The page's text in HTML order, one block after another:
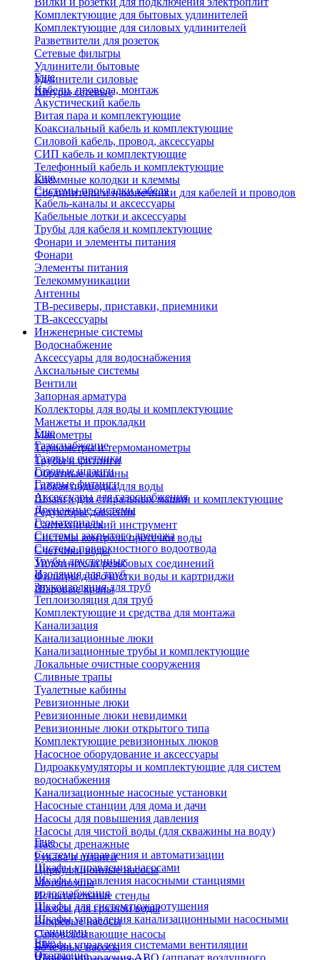
Комплектующие для бытовых удлинителей
Комплектующие для силовых удлинителей
Разветвители для розеток
Сетевые фильтры
Удлинители бытовые
Удлинители силовые
Шнуры сетевые
Еще
Кабели, провода, монтаж
Акустический кабель
Витая пара и комплектующие
Коаксиальный кабель и комплектующие
Силовой кабель, провод, аксессуары
СИП кабель и комплектующие
Телефонный кабель и комплектующие
Клеммные колодки и клеммы
Соединители и наконечники для кабелей и проводов
Еще
Системы прокладки кабеля
Кабель-каналы и аксессуары
Кабельные лотки и аксессуары
Трубы для кабеля и комплектующие
Фонари и элементы питания
Фонари
Элементы питания
Телекоммуникации
Антенны
ТВ-ресиверы, приставки, приемники
ТВ-аксессуары
Инженерные системы
Водоснабжение
Аксессуары для водоснабжения
Аксиальные системы
Вентили
Запорная арматура
Коллекторы для воды и комплектующие
Манжеты и прокладки
Манометры
Термометры и термоманометры
Трубы и фитинги
Обратные клапаны
Гибкая подводка для воды
Шланги для стиральных машин и комплектующие
Редукторы давления
Сантехнический инструмент
Системы контроля протечки воды
Счетчики воды
Уплотнители резьбовых соединений
Фильтры для очистки воды и картриджи
Шаровые краны
Еще
Газоснабжение
Газовые счетчики
Газовые шланги
Газовые фитинги
Аксессуары для газоснабжения
Дренажные системы
Геоматериалы
Системы закрытого дренажа
Система поверхностного водоотвода
Трубы двустенные
Изоляция для труб
Звукоизоляция для труб
Теплоизоляция для труб
Комплектующие и средства для монтажа
Канализация
Канализационные люки
Канализационные трубы и комплектующие
Локальные очистные сооружения
Сливные трапы
Туалетные кабины
Ревизионные люки
Ревизионные люки невидимки
Ревизионные люки открытого типа
Комплектующие ревизионных люков
Насосное оборудование и аксессуары
Гидроаккумуляторы и комплектующие для систем
водоснабжения
Канализационные насосные установки
Насосные станции для дома и дачи
Насосы для повышения давления
Насосы для чистой воды (для скважины на воду)
Насосы дренажные
Рукава и шланги
Циркуляционные насосы
Мотопомпы
Испытательные стенды
Насосы для грязной воды
Вихревые насосы
Самовсасывающие насосы
Бочечные насосы
Еще
Системы управления и автоматизации
Шкафы управления насосами
Шкафы управления насосными станциями
водоснабжения
Шкафы для систем пожаротушения
Шкафы управления канализационными насосными
станциями
Шкафы управления системами вентиляции
Шкафы управления АВО (аппарат воздушного
Еще
Отопление